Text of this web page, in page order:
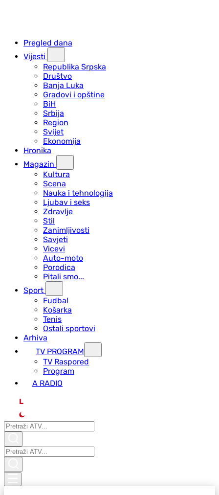
Pregled dana
Vijesti
Republika Srpska
Društvo
Banja Luka
Gradovi i opštine
BiH
Srbija
Region
Svijet
Ekonomija
Hronika
Magazin
Kultura
Scena
Nauka i tehnologija
Ljubav i seks
Zdravlje
Stil
Zanimljivosti
Savjeti
Vicevi
Auto-moto
Porodica
Pitali smo...
Sport
Fudbal
Košarka
Tenis
Ostali sportovi
Arhiva
TV PROGRAM
ТV Raspored
Program
A RADIO
L